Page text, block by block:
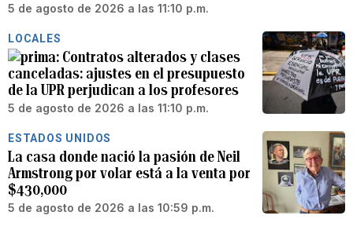
5 de agosto de 2026 a las 11:10 p.m.
LOCALES
Contratos alterados y clases
canceladas: ajustes en el presupuesto
de la UPR perjudican a los profesores
5 de agosto de 2026 a las 11:10 p.m.
ESTADOS UNIDOS
La casa donde nació la pasión de Neil
Armstrong por volar está a la venta por
$430,000
5 de agosto de 2026 a las 10:59 p.m.